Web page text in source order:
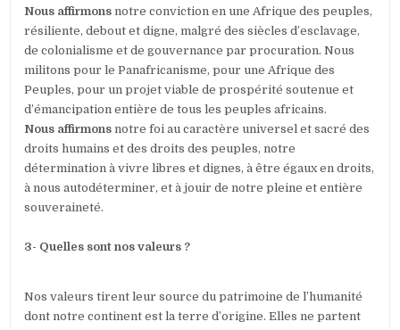
Nous affirmons notre conviction en une Afrique des peuples,
résiliente, debout et digne, malgré des siècles d’esclavage,
de colonialisme et de gouvernance par procuration. Nous
militons pour le Panafricanisme, pour une Afrique des
Peuples, pour un projet viable de prospérité soutenue et
d’émancipation entière de tous les peuples africains.
Nous affirmons notre foi au caractère universel et sacré des
droits humains et des droits des peuples, notre
détermination à vivre libres et dignes, à être égaux en droits,
à nous autodéterminer, et à jouir de notre pleine et entière
souveraineté.
3- Quelles sont nos valeurs ?
Nos valeurs tirent leur source du patrimoine de l’humanité
dont notre continent est la terre d’origine. Elles ne partent